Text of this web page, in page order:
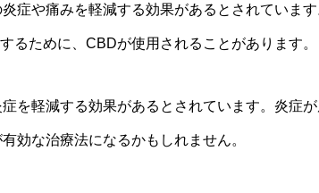
症や痛みを軽減する効果があるとされていま
るために、CBDが使用されることがあります。
を軽減する効果があるとされています。炎症
効な治療法になるかもしれません。